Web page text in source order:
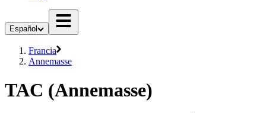
Español
Francia
Annemasse
TAC (Annemasse)